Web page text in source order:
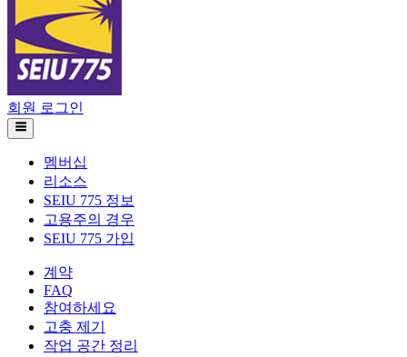
회원 로그인
멤버십
리소스
SEIU 775 정보
고용주의 경우
SEIU 775 가입
계약
FAQ
참여하세요
고충 제기
작업 공간 정리